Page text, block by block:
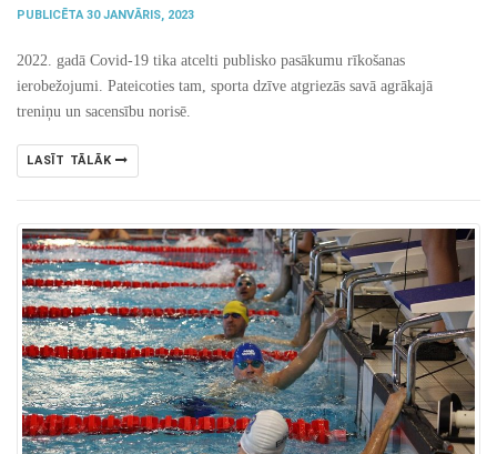
PUBLICĒTA 30 JANVĀRIS, 2023
2022. gadā Covid-19 tika atcelti publisko pasākumu rīkošanas
ierobežojumi. Pateicoties tam, sporta dzīve atgriezās savā agrākajā
treniņu un sacensību norisē.
LASĪT TĀLĀK